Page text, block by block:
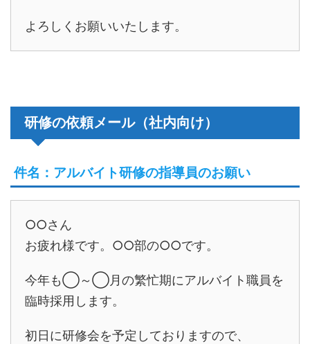
よろしくお願いいたします。
研修の依頼メール（社内向け）
件名：アルバイト研修の指導員のお願い
○○さん
お疲れ様です。○○部の○○です。
今年も◯～◯月の繁忙期にアルバイト職員を
臨時採用します。
初日に研修会を予定しておりますので、